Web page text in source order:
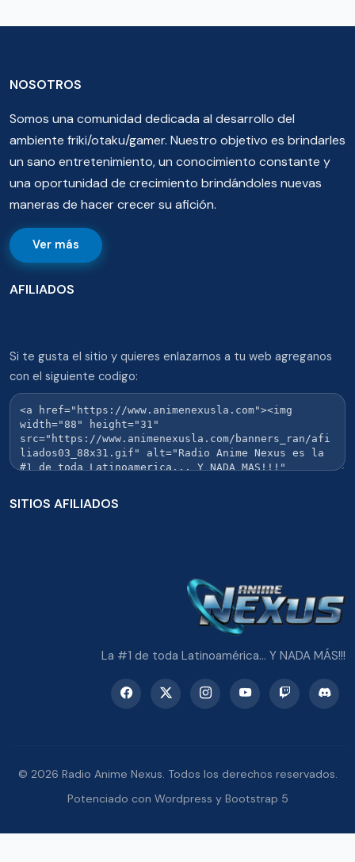
NOSOTROS
Somos una comunidad dedicada al desarrollo del
ambiente friki/otaku/gamer. Nuestro objetivo es brindarles
un sano entretenimiento, un conocimiento constante y
una oportunidad de crecimiento brindándoles nuevas
maneras de hacer crecer su afición.
Ver más
AFILIADOS
Si te gusta el sitio y quieres enlazarnos a tu web agreganos
con el siguiente codigo:
SITIOS AFILIADOS
La #1 de toda Latinoamérica... Y NADA MÁS!!!
© 2026 Radio Anime Nexus. Todos los derechos reservados.
Potenciado con Wordpress y Bootstrap 5